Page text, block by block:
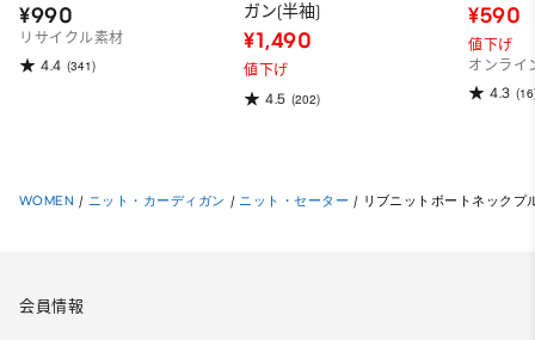
¥990
リサイクル素材
4.4 (341)
ガン(半袖)
¥1,490
値下げ
4.5 (202)
¥590
値下げ
オンライ
4.3
WOMEN / ニット・カーディガン / ニット・セーター / リブニットボートネックプ
会員情報